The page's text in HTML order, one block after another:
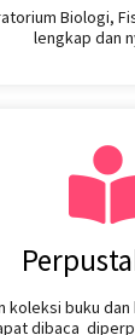
Biologi,
lengkap dan
koleksi buku
dibaca